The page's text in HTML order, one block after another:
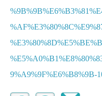
9%A9%9F%E6%B8%9B-